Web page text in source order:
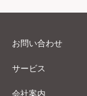
お問い合わせ
サービス
会社案内